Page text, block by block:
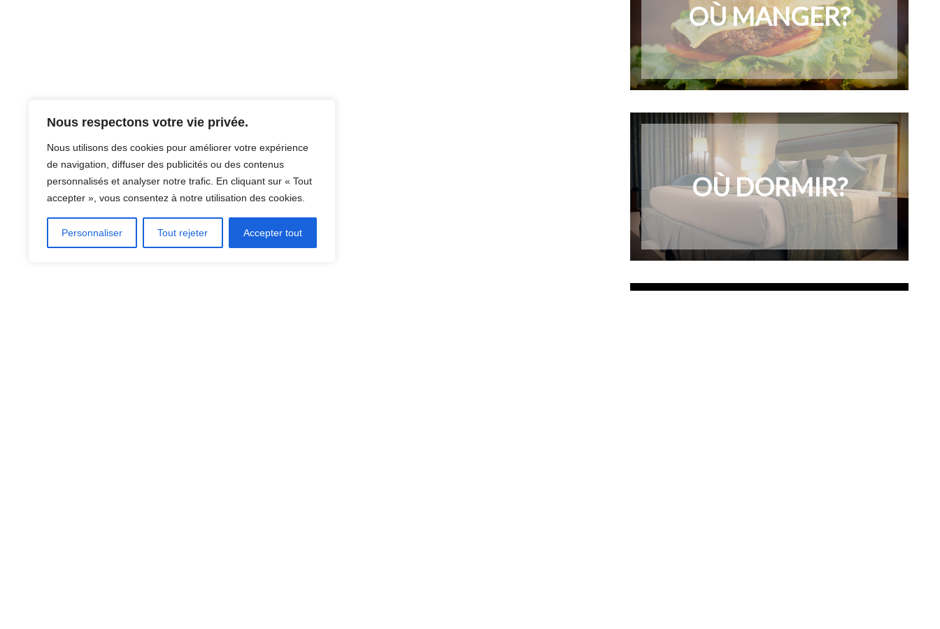
Nous respectons votre vie privée.
Nous utilisons des cookies pour améliorer votre expérience
de navigation, diffuser des publicités ou des contenus
personnalisés et analyser notre trafic. En cliquant sur « Tout
accepter », vous consentez à notre utilisation des cookies.
Personnaliser Tout rejeter Accepter tout
OÙ MANGER?
OÙ DORMIR?